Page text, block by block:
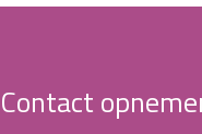
Contact